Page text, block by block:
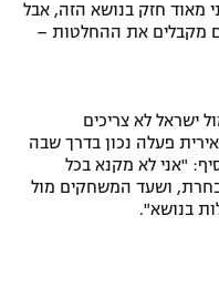
מאוד חזק בנושא הזה, אבל
מקבלים את ההחלטות –
ישראל לא צריכים
פעלה נכון בדרך שבה
"אני לא מקנא בכל
ושעד המשחקים מול
בנושא".